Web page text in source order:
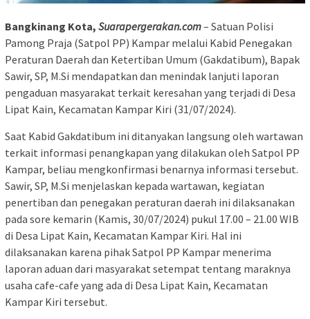
Bangkinang Kota, Suarapergerakan.com– Satuan Polisi
Pamong Praja (Satpol PP) Kampar melalui Kabid Penegakan
Peraturan Daerah dan Ketertiban Umum (Gakdatibum), Bapak
Sawir, SP, M.Si mendapatkan dan menindak lanjuti laporan
pengaduan masyarakat terkait keresahan yang terjadi di Desa
Lipat Kain, Kecamatan Kampar Kiri (31/07/2024).
Saat Kabid Gakdatibum ini ditanyakan langsung oleh wartawan
terkait informasi penangkapan yang dilakukan oleh Satpol PP
Kampar, beliau mengkonfirmasi benarnya informasi tersebut.
Sawir, SP, M.Si menjelaskan kepada wartawan, kegiatan
penertiban dan penegakan peraturan daerah ini dilaksanakan
pada sore kemarin (Kamis, 30/07/2024) pukul 17.00 – 21.00 WIB
di Desa Lipat Kain, Kecamatan Kampar Kiri. Hal ini
dilaksanakan karena pihak Satpol PP Kampar menerima
laporan aduan dari masyarakat setempat tentang maraknya
usaha cafe-cafe yang ada di Desa Lipat Kain, Kecamatan
Kampar Kiri tersebut.